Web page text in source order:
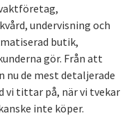
undervisning och
butik,
gör. Från att
nu de mest detaljerade
vi tittar på, när vi tvekar
inte köper.